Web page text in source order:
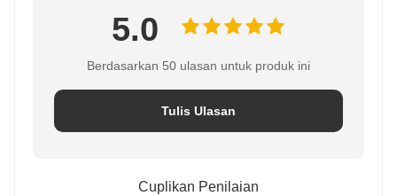
5.0
Berdasarkan 50 ulasan untuk produk ini
Tulis Ulasan
Cuplikan Penilaian